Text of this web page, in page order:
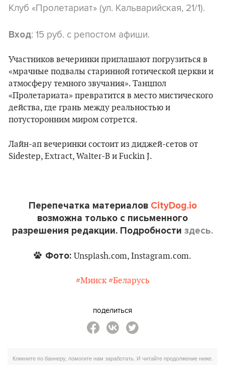
Клуб «Пролетариат» (ул. Кальварийская, 21/1).
Вход: 15 руб. с репостом афиши.
Участников вечеринки приглашают погрузиться в
«мрачные подвалы старинной готической церкви и
атмосферу темного звучания». Танцпол
«Пролетариата» превратится в место мистического
действа, где грань между реальностью и
потусторонним миром сотрется.
Лайн-ап вечеринки состоит из диджей-сетов от
Sidestep, Extract, Walter-B и Fuckin J.
Перепечатка материалов CityDog.io
возможна только с письменного
разрешения редакции. Подробности здесь.
Фото: Unsplash.com, Instagram.com.
#Минск #Беларусь
поделиться